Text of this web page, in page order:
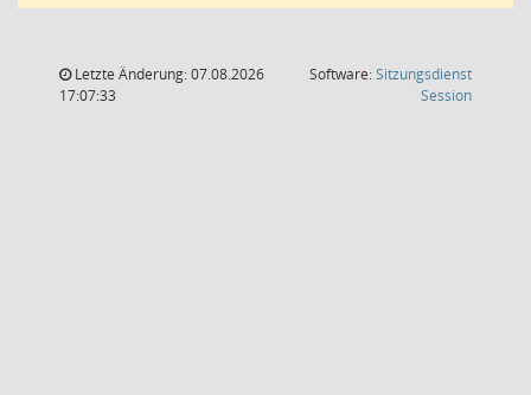
Letzte Änderung: 07.08.2026
17:07:33
Software:Sitzungsdienst
Session(Wird in